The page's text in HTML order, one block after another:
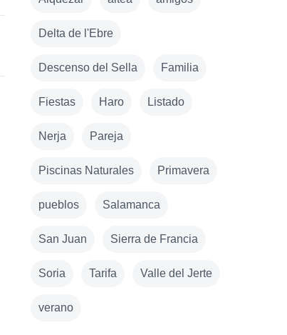
Delta de l'Ebre
Descenso del Sella Familia
Fiestas Haro Listado
Nerja Pareja
Piscinas Naturales Primavera
pueblos Salamanca
San Juan Sierra de Francia
Soria Tarifa Valle del Jerte
verano